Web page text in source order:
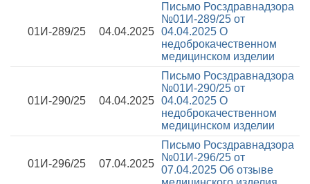
01И-289/25 04.04.2025
Письмо Росздравнадзора
№01И-289/25 от
04.04.2025 О
недоброкачественном
медицинском изделии
01И-290/25 04.04.2025
Письмо Росздравнадзора
№01И-290/25 от
04.04.2025 О
недоброкачественном
медицинском изделии
01И-296/25 07.04.2025
Письмо Росздравнадзора
№01И-296/25 от
07.04.2025 Об отзыве